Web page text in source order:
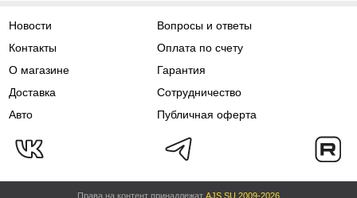
Новости
Контакты
О магазине
Доставка
Авто
Вопросы и ответы
Оплата по счету
Гарантия
Сотрудничество
Публичная оферта
Права на контент принадлежат AJS.SU 2009-2026